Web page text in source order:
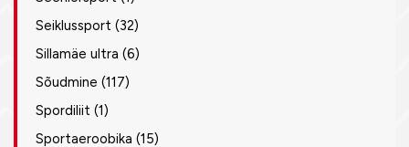
Seiklussport (32)
Sillamäe ultra (6)
Sõudmine (117)
Spordiliit (1)
Sportaeroobika (15)